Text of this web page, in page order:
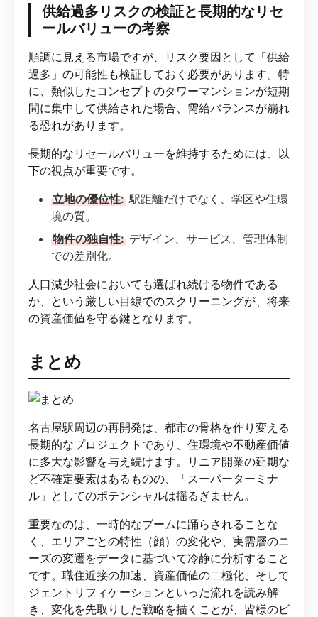
供給過多リスクの検証と長期的なリセ
ールバリューの考察
順調に見える市場ですが、リスク要因として「供給
過多」の可能性も検証しておく必要があります。特
に、類似したコンセプトのタワーマンションが短期
間に集中して供給された場合、需給バランスが崩れ
る恐れがあります。
長期的なリセールバリューを維持するためには、以
下の視点が重要です。
立地の優位性: 駅距離だけでなく、学区や住環
境の質。
物件の独自性: デザイン、サービス、管理体制
での差別化。
人口減少社会においても選ばれ続ける物件である
か、という厳しい目線でのスクリーニングが、将来
の資産価値を守る鍵となります。
まとめ
名古屋駅周辺の再開発は、都市の骨格を作り変える
長期的なプロジェクトであり、住環境や不動産価値
に多大な影響を与え続けます。リニア開業の延期な
ど不確定要素はあるものの、「スーパーターミナ
ル」としてのポテンシャルは揺るぎません。
重要なのは、一時的なブームに踊らされることな
く、エリアごとの特性（顔）の変化や、実需層のニ
ーズの変遷をデータに基づいて冷静に分析すること
です。職住近接の加速、資産価値の二極化、そして
ジェントリフィケーションといった流れを読み解
き、変化を先取りした戦略を描くことが、皆様のビ